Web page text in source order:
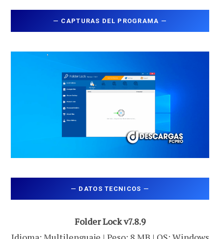
— CAPTURAS DEL PROGRAMA —
— DATOS TECNICOS —
Folder Lock v7.8.9